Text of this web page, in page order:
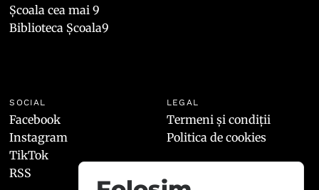
Școala cea mai 9
Biblioteca Școala9
SOCIAL
Facebook
Instagram
TikTok
RSS
LEGAL
Termeni și condiții
Politica de cookies